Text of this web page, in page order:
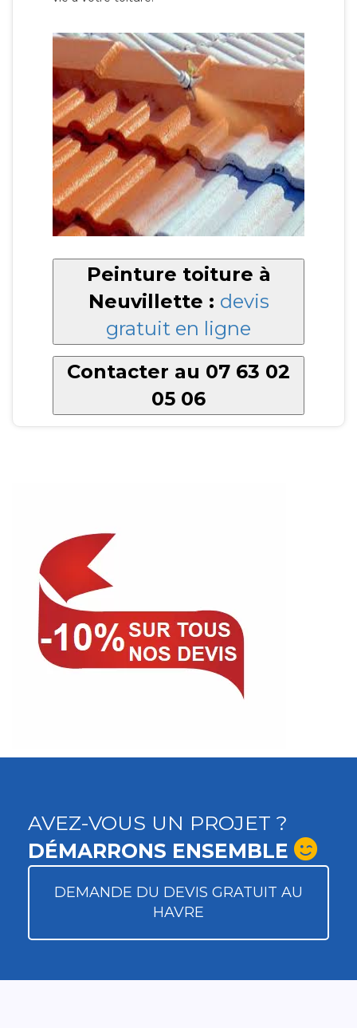
Peinture toiture à
Neuvillette : devis
gratuit en ligne
Contacter au 07 63 02
05 06
AVEZ-VOUS UN PROJET ?
DÉMARRONS ENSEMBLE
DEMANDE DU DEVIS GRATUIT AU
HAVRE